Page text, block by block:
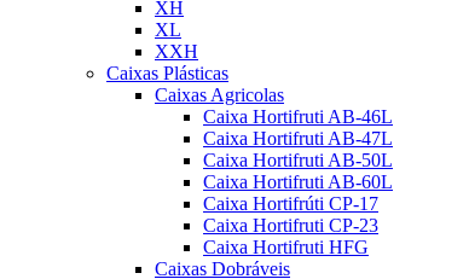
XH
XL
XXH
Caixas Plásticas
Caixas Agricolas
Caixa Hortifruti AB-46L
Caixa Hortifruti AB-47L
Caixa Hortifruti AB-50L
Caixa Hortifruti AB-60L
Caixa Hortifrúti CP-17
Caixa Hortifruti CP-23
Caixa Hortifruti HFG
Caixas Dobráveis